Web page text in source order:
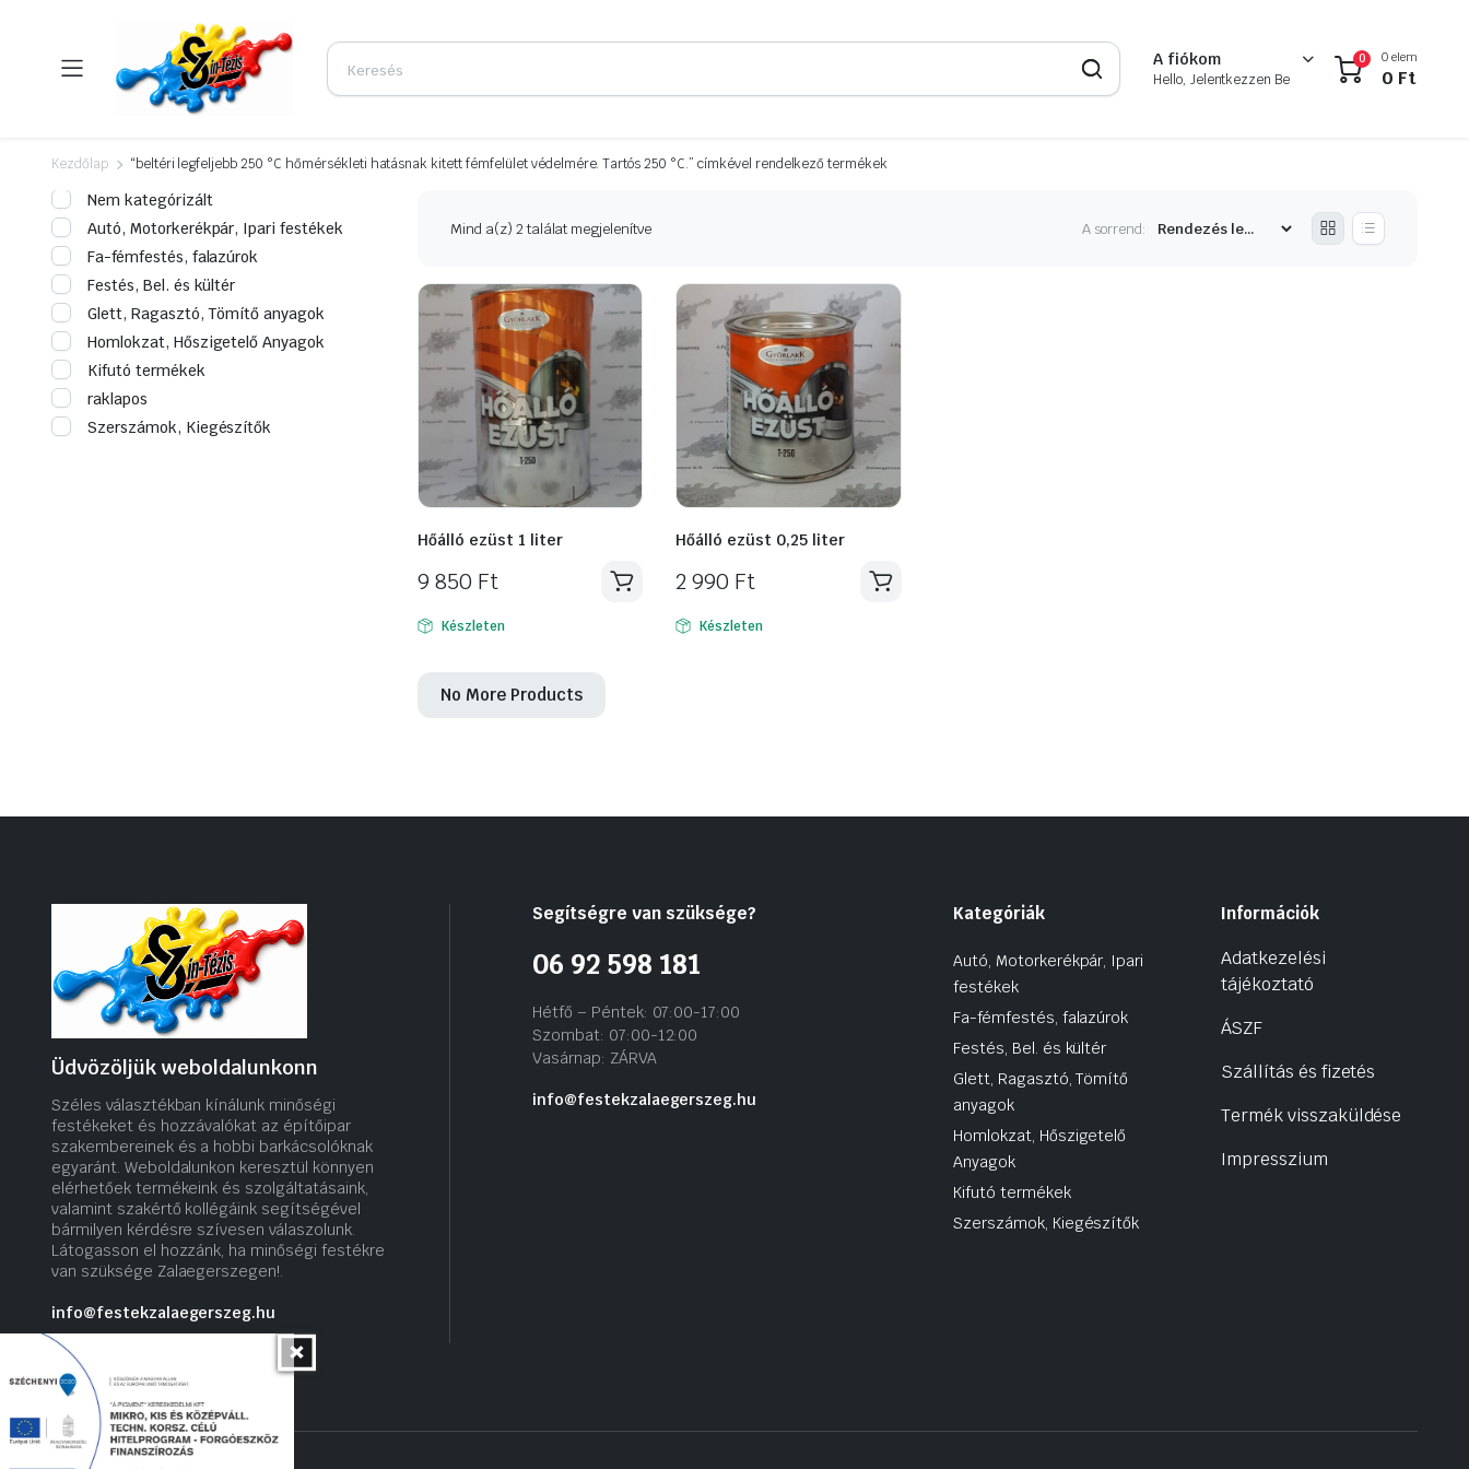
A fiókom
Hello, Jelentkezzen Be
0 0 elem
0 Ft
Kezdőlap “beltéri legfeljebb 250 °C hőmérsékleti hatásnak kitett fémfelület védelmére. Tartós 250 °C.” címkével rendelkező termékek
Mind a(z) 2 találat megjelenítveSorted
A sorrend:
Hőálló ezüst 1 liter
9 850 Ft
Készleten
Hőálló ezüst 0,25 liter
2 990 Ft
Készleten
No More Products
Nem kategórizált
Autó, Motorkerékpár, Ipari festékek
Fa-fémfestés, falazúrok
Festés, Bel. és kültér
Glett, Ragasztó, Tömítő anyagok
Homlokzat, Hőszigetelő Anyagok
Kifutó termékek
raklapos
Szerszámok, Kiegészítők
Üdvözöljük weboldalunkonn
Széles választékban kínálunk minőségi
festékeket és hozzávalókat az építőipar
szakembereinek és a hobbi barkácsolóknak
egyaránt. Weboldalunkon keresztül könnyen
elérhetőek termékeink és szolgáltatásaink,
valamint szakértő kollégáink segítségével
bármilyen kérdésre szívesen válaszolunk.
Látogasson el hozzánk, ha minőségi festékre
van szüksége Zalaegerszegen!.
info@festekzalaegerszeg.hu
Segítségre van szüksége?
06 92 598 181
Hétfő – Péntek: 07:00-17:00
Szombat: 07:00-12:00
Vasárnap: ZÁRVA
info@festekzalaegerszeg.hu
Kategóriák
Autó, Motorkerékpár, Ipari
festékek
Fa-fémfestés, falazúrok
Festés, Bel. és kültér
Glett, Ragasztó, Tömítő
anyagok
Homlokzat, Hőszigetelő
Anyagok
Kifutó termékek
Szerszámok, Kiegészítők
Információk
Adatkezelési
tájékoztató
ÁSZF
Szállítás és fizetés
Termék visszaküldése
Impresszium